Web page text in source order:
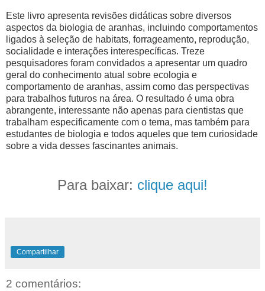
Este livro apresenta revisões didáticas sobre diversos
aspectos da biologia de aranhas, incluindo comportamentos
ligados à seleção de habitats, forrageamento, reprodução,
socialidade e interações interespecíficas. Treze
pesquisadores foram convidados a apresentar um quadro
geral do conhecimento atual sobre ecologia e
comportamento de aranhas, assim como das perspectivas
para trabalhos futuros na área. O resultado é uma obra
abrangente, interessante não apenas para cientistas que
trabalham especificamente com o tema, mas também para
estudantes de biologia e todos aqueles que tem curiosidade
sobre a vida desses fascinantes animais.
Para baixar: clique aqui!
Compartilhar
2 comentários: